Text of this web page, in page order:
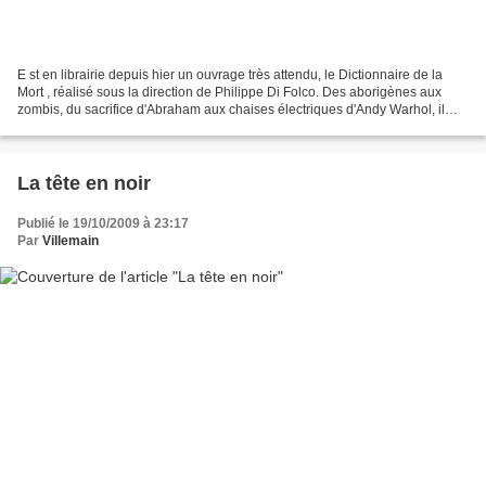
E st en librairie depuis hier un ouvrage très attendu, le Dictionnaire de la
Mort , réalisé sous la direction de Philippe Di Folco. Des aborigènes aux
zombis, du sacrifice d'Abraham aux chaises électriques d'Andy Warhol, il
La tête en noir
Publié le 19/10/2009 à 23:17
Par Villemain